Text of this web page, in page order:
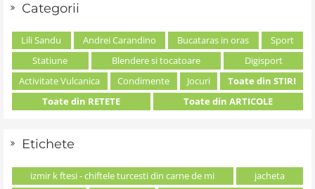
Categorii
Lili Sandu Andrei Carandino Bucataras in oras
Sport
Statiune
Blendere si tocatoare
Digisport
Activitate Vulcanica
Condimente Jocuri
Toate din STIRI
Toate din RETETE
Toate din ARTICOLE
Etichete
izmir k ftesi - chiftele turcesti din carne de mi
jacheta